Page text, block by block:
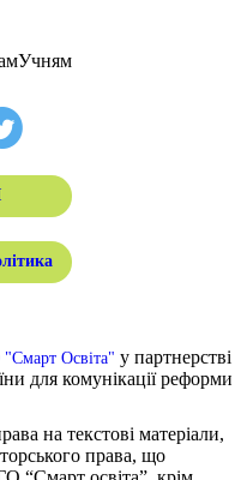
Учням
Освіта" у партнерстві
для комунікації реформи
на текстові матеріали,
права, що